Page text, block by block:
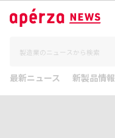
最新ニュース 新製品情報